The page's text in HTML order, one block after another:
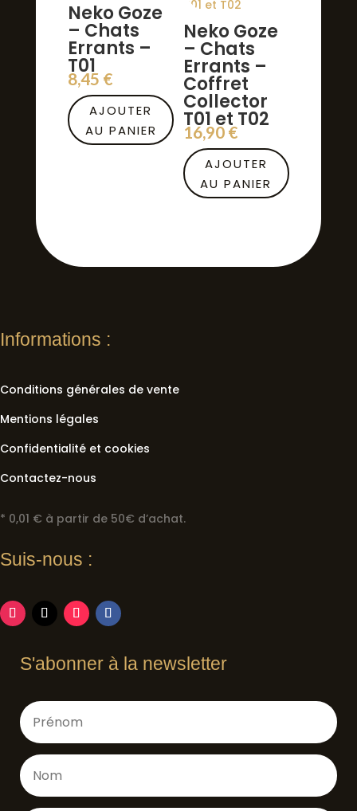
Neko Goze
– Chats
Errants –
T01
8,45 €
AJOUTER
AU PANIER
Neko Goze
– Chats
Errants –
Coffret
Collector
T01 et T02
16,90 €
AJOUTER
AU PANIER
Informations :
Conditions générales de vente
Mentions légales
Confidentialité et cookies
Contactez-nous
* 0,01 € à partir de 50€ d’achat.
Suis-nous :
S'abonner à la newsletter